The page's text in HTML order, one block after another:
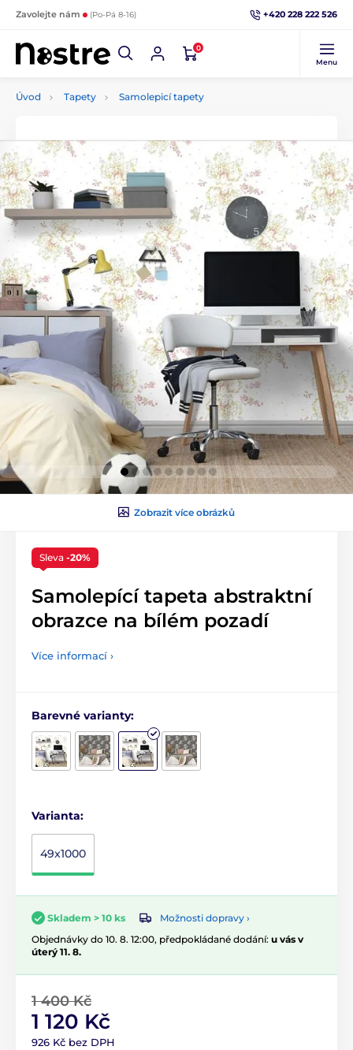
Zavolejte nám (Po-Pá 8-16) +420 228 222 526
0
Menu
Úvod Tapety Samolepicí tapety
Zobrazit více obrázků
Sleva -20%
Samolepící tapeta abstraktní
obrazce na bílém pozadí
Více informací ›
Barevné varianty:
Varianta:
49x1000
Skladem > 10 ks
Možnosti dopravy ›
Objednávky do 10. 8. 12:00, předpokládané dodání: u vás v
úterý 11. 8.
1 400 Kč
1 120 Kč
926 Kč bez DPH